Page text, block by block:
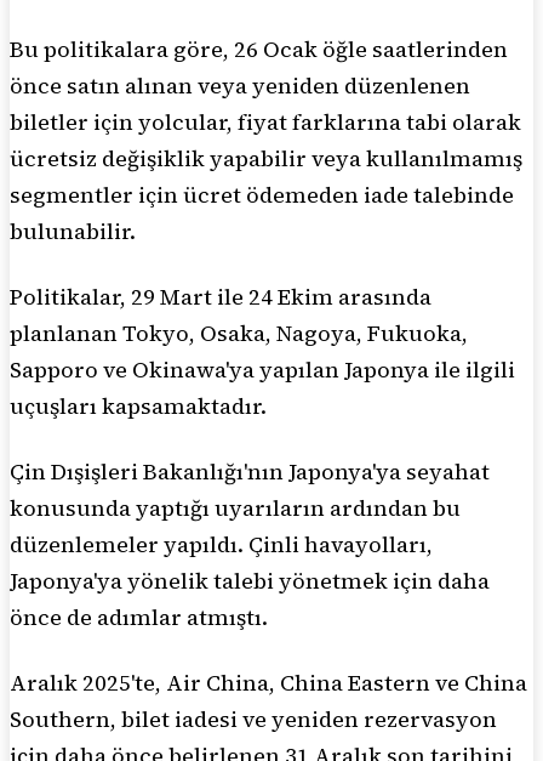
Bu politikalara göre, 26 Ocak öğle saatlerinden
önce satın alınan veya yeniden düzenlenen
biletler için yolcular, fiyat farklarına tabi olarak
ücretsiz değişiklik yapabilir veya kullanılmamış
segmentler için ücret ödemeden iade talebinde
bulunabilir.
Politikalar, 29 Mart ile 24 Ekim arasında
planlanan Tokyo, Osaka, Nagoya, Fukuoka,
Sapporo ve Okinawa'ya yapılan Japonya ile ilgili
uçuşları kapsamaktadır.
Çin Dışişleri Bakanlığı'nın Japonya'ya seyahat
konusunda yaptığı uyarıların ardından bu
düzenlemeler yapıldı. Çinli havayolları,
Japonya'ya yönelik talebi yönetmek için daha
önce de adımlar atmıştı.
Aralık 2025'te, Air China, China Eastern ve China
Southern, bilet iadesi ve yeniden rezervasyon